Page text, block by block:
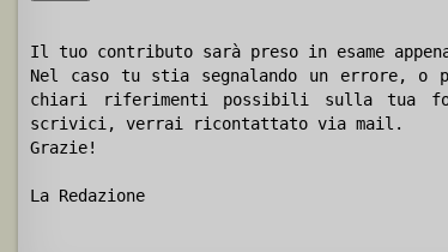
Il tuo contributo sarà preso in esame
Nel caso tu stia segnalando un errore, o
chiari riferimenti possibili sulla tua
scrivici, verrai ricontattato via mail.
Grazie!
La Redazione